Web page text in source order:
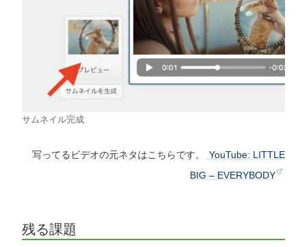
サムネイル完成
写ってるビデオの元ネタはこちらです。
YouTube: LITTLE
BIG – EVERYBODY
残る課題